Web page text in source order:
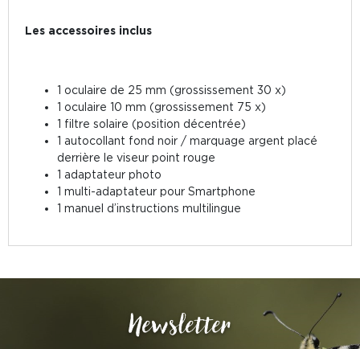
Les accessoires inclus
1 oculaire de 25 mm (grossissement 30 x)
1 oculaire 10 mm (grossissement 75 x)
1 filtre solaire (position décentrée)
1 autocollant fond noir / marquage argent placé
derrière le viseur point rouge
1 adaptateur photo
1 multi-adaptateur pour Smartphone
1 manuel d’instructions multilingue
Newsletter